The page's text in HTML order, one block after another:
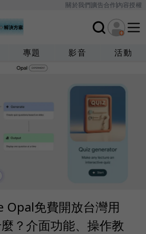
關於我們廣告合作內容授權
專題 影音 活動
Opal免費開放台灣用
？介面功能、操作教